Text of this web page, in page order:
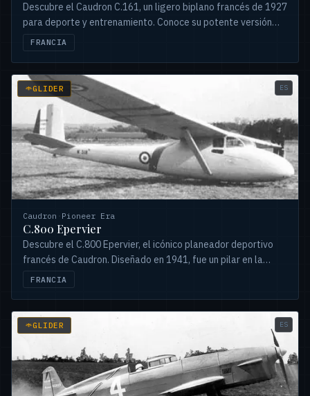
Descubre el Caudron C.161, un ligero biplano francés de 1927
para deporte y entrenamiento. Conoce su potente versión
C.168, exportada a Europa.
FRANCIA
GLIDER ES
Caudron Pioneer Era
C.800 Epervier
Descubre el C.800 Epervier, el icónico planeador deportivo
francés de Caudron. Diseñado en 1941, fue un pilar en la
aviación deportiva y de entrenamiento hasta 1992.
FRANCIA
GLIDER ES